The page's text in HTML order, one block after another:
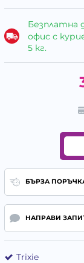
Безплатна
офис с
5 кг.
БЪРЗА
НАПРАВИ
Trixie